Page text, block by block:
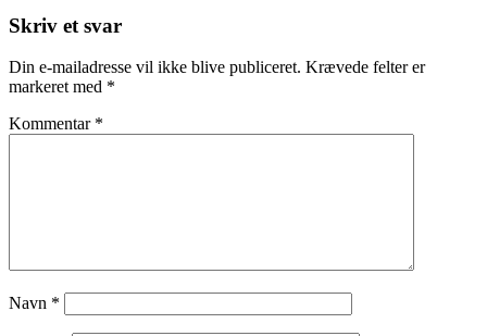
Skriv et svar
Din e-mailadresse vil ikke blive publiceret. Krævede felter er
markeret med *
Kommentar *
Navn *